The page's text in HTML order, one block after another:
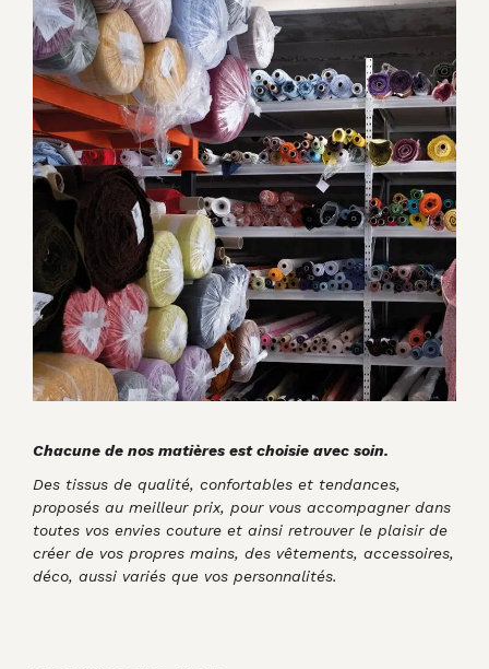
Chacune de nos matières est choisie avec soin.
Des tissus de qualité, confortables et tendances,
proposés au meilleur prix, pour vous accompagner dans
toutes vos envies couture et ainsi retrouver le plaisir de
créer de vos propres mains, des vêtements, accessoires,
déco, aussi variés que vos personnalités.